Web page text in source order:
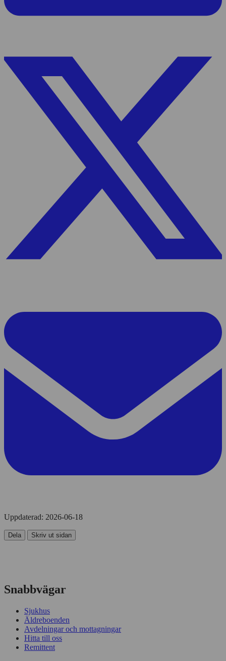
Uppdaterad: 2026-06-18
Dela Skriv ut sidan
Snabbvägar
Sjukhus
Äldreboenden
Avdelningar och mottagningar
Hitta till oss
Remittent